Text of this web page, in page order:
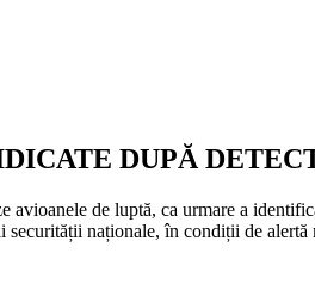
DUPĂ
de luptă, ca urmare a
naționale, în condiții de alertă